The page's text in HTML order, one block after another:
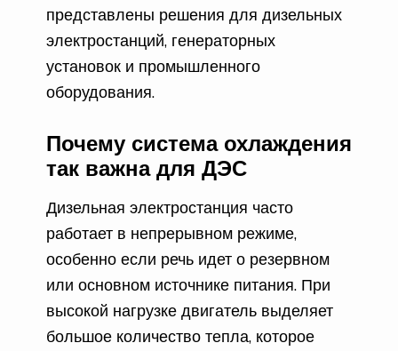
представлены решения для дизельных
электростанций, генераторных
установок и промышленного
оборудования.
Почему система охлаждения
так важна для ДЭС
Дизельная электростанция часто
работает в непрерывном режиме,
особенно если речь идет о резервном
или основном источнике питания. При
высокой нагрузке двигатель выделяет
большое количество тепла, которое